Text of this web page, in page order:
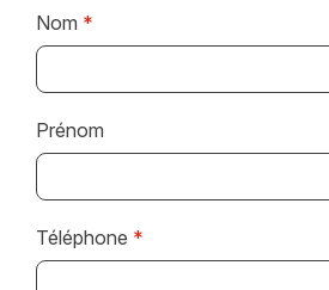
Nom *
Prénom
Téléphone *